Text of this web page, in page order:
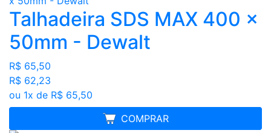
Talhadeira SDS MAX 400 x
50mm - Dewalt
R$ 65,50
R$ 62,23
ou 1x de R$ 65,50
COMPRAR
MELHOR PREÇO